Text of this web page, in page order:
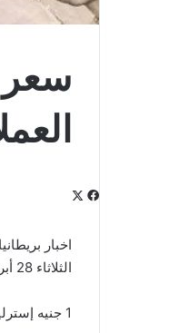
سعر
فيسبوك
اخبار
الثلاثاء 28 أبريل:
1 جنيه إسترليني= 1.39 دولار أمريكي.